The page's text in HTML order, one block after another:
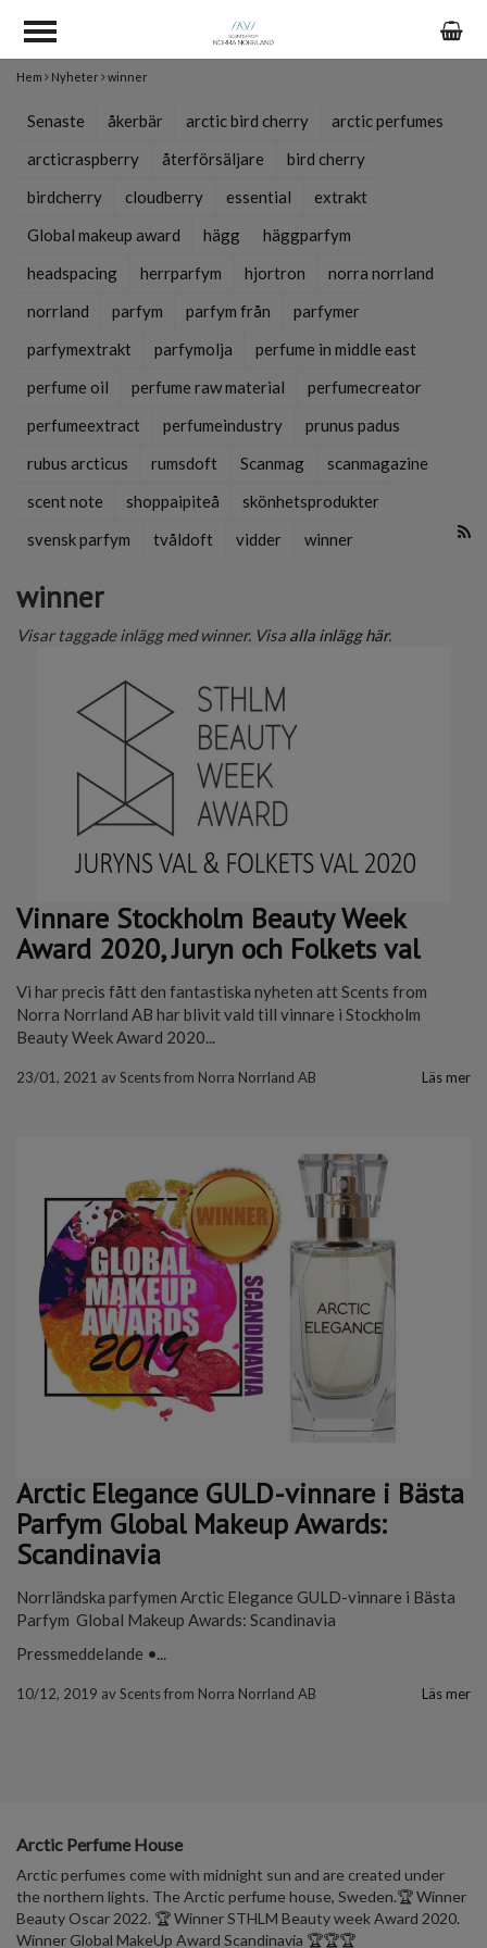
Hem Nyheter winner
Senaste åkerbär arctic bird cherry
arctic perfumes
arcticraspberry
återförsäljare
bird cherry
birdcherry
cloudberry essential
extrakt
Global makeup award
hägg
häggparfym
headspacing
herrparfym hjortron
norra norrland
norrland
parfym parfym från
parfymer
parfymextrakt
parfymolja
perfume in middle east
perfume oil
perfume raw material
perfumecreator
perfumeextract
perfumeindustry
prunus padus
rubus arcticus
rumsdoft Scanmag
scanmagazine
scent note
shoppaipiteå
skönhetsprodukter
svensk parfym
tvåldoft vidder winner
winner
Visar taggade inlägg med winner. Visa alla inlägg här.
Vinnare Stockholm Beauty Week
Award 2020, Juryn och Folkets val
Vi har precis fått den fantastiska nyheten att Scents from
Norra Norrland AB har blivit vald till vinnare i Stockholm
Beauty Week Award 2020...
23/01, 2021 avScents from Norra Norrland AB Läs mer
Arctic Elegance GULD-vinnare i Bästa
Parfym Global Makeup Awards:
Scandinavia
Norrländska parfymen Arctic Elegance GULD-vinnare i Bästa
Parfym Global Makeup Awards: Scandinavia
Pressmeddelande •...
10/12, 2019 avScents from Norra Norrland AB Läs mer
Arctic Perfume House
Arctic perfumes come with midnight sun and are created under
the northern lights. The Arctic perfume house, Sweden.🏆 Winner
Beauty Oscar 2022. 🏆 Winner STHLM Beauty week Award 2020.
Winner Global MakeUp Award Scandinavia 🏆🏆🏆